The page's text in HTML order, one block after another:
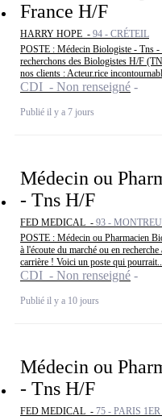
France H/F
HARRY HOPE - 94 - CRÉTEIL
POSTE : Médecin Biologiste - Tns
recherchons des Biologistes H/F
nos clients : Acteur.rice
CDI - Non renseigné
Publié il y a 7 jours
Médecin ou
- Tns H/F
FED MEDICAL - 93 -
POSTE : Médecin ou Pharmacien
à l'écoute du marché ou en
carrière ! Voici un poste qui
CDI - Non renseigné
Publié il y a 10 jours
Médecin ou
- Tns H/F
FED MEDICAL - 75 - PARIS